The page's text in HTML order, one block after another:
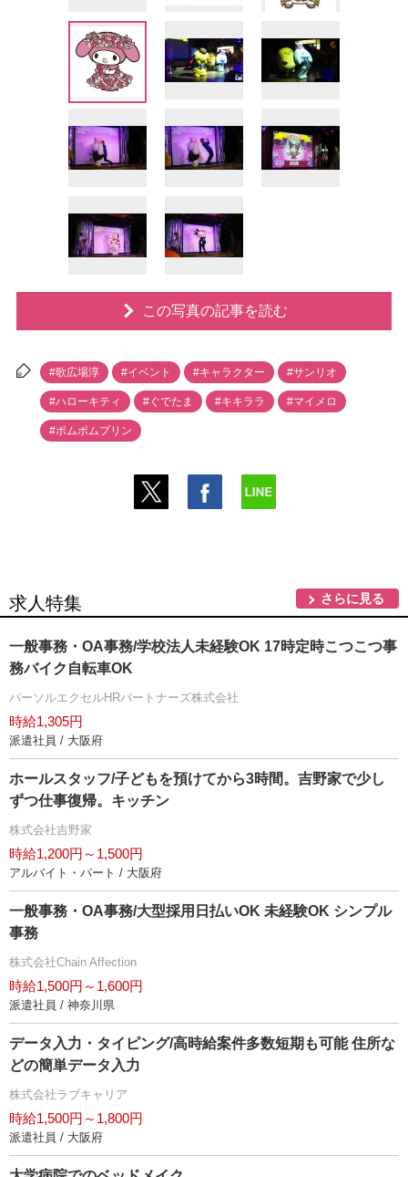
この写真の記事を読む
#歌広場淳 #イベント #キャラクター #サンリオ
#ハローキティ #ぐでたま #キキララ #マイメロ
#ポムポムプリン
求人特集 さらに見る
一般事務・OA事務/学校法人未経験OK 17時定時こつこつ事
務バイク自転車OK
パーソルエクセルHRパートナーズ株式会社
時給1,305円
派遣社員 / 大阪府
ホールスタッフ/子どもを預けてから3時間。吉野家で少し
ずつ仕事復帰。キッチン
株式会社吉野家
時給1,200円～1,500円
アルバイト・パート / 大阪府
一般事務・OA事務/大型採用日払いOK 未経験OK シンプル
事務
株式会社Chain Affection
時給1,500円～1,600円
派遣社員 / 神奈川県
データ入力・タイピング/高時給案件多数短期も可能 住所な
どの簡単データ入力
株式会社ラブキャリア
時給1,500円～1,800円
派遣社員 / 大阪府